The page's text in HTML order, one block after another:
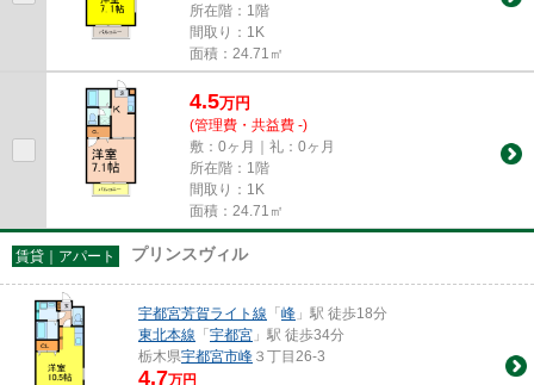
所在階：1階
間取り：1K
面積：24.71㎡
4.5万円
(管理費・共益費 -)
敷：0ヶ月｜礼：0ヶ月
所在階：1階
間取り：1K
面積：24.71㎡
賃貸｜アパート プリンスヴィル
宇都宮芳賀ライト線 「峰 」駅 徒歩18分
東北本線 「宇都宮 」駅 徒歩34分
栃木県宇都宮市峰 ３丁目26-3
4.7万円